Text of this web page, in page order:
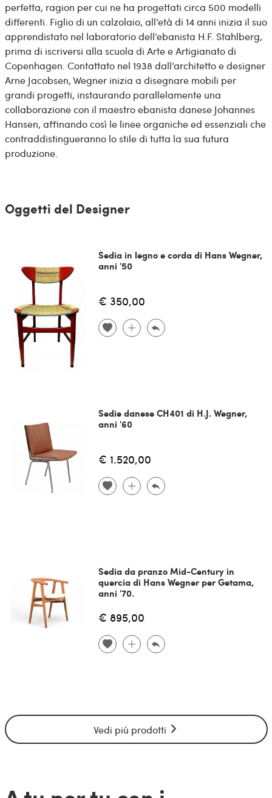
perfetta, ragion per cui ne ha progettati circa 500 modelli
differenti. Figlio di un calzolaio, all’età di 14 anni inizia il suo
apprendistato nel laboratorio dell’ebanista H.F. Stahlberg,
prima di iscriversi alla scuola di Arte e Artigianato di
Copenhagen. Contattato nel 1938 dall’architetto e designer
Arne Jacobsen, Wegner inizia a disegnare mobili per
grandi progetti, instaurando parallelamente una
collaborazione con il maestro ebanista danese Johannes
Hansen, affinando così le linee organiche ed essenziali che
contraddistingueranno lo stile di tutta la sua futura
produzione.
Oggetti del Designer
Sedia in legno e corda di Hans Wegner,
anni '50
€ 350,00
Sedie danese CH401 di H.J. Wegner,
anni '60
€ 1.520,00
Sedia da pranzo Mid-Century in
quercia di Hans Wegner per Getama,
anni '70.
€ 895,00
Vedi più prodotti